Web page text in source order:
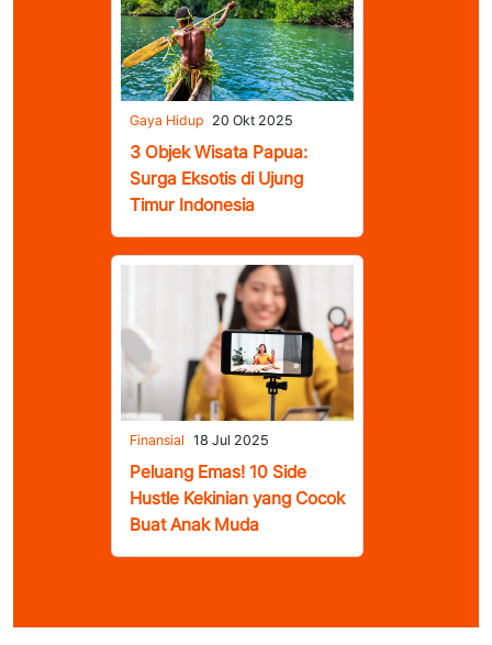
Gaya Hidup 20 Okt 2025
3 Objek Wisata Papua:
Surga Eksotis di Ujung
Timur Indonesia
Finansial 18 Jul 2025
Peluang Emas! 10 Side
Hustle Kekinian yang Cocok
Buat Anak Muda